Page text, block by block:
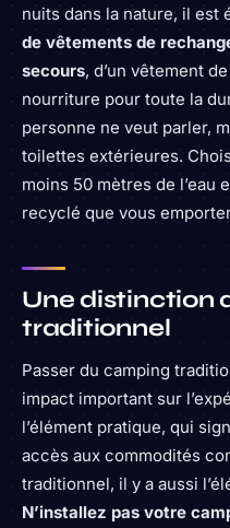
nuits dans la nature, il est
de vêtements de
secours, d’un vêtement
nourriture pour toute la
personne ne veut parler,
toilettes extérieures.
moins 50 mètres de l’eau
recyclé que vous
Une distinction
traditionnel
Passer du camping
impact important sur
l’élément pratique, qui
accès aux commodités
traditionnel, il y a aussi
N’installez pas votre